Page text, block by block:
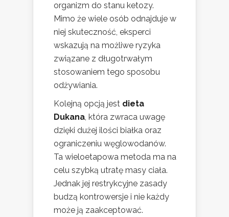
organizm do stanu ketozy.
Mimo że wiele osób odnajduje w
niej skuteczność, eksperci
wskazują na możliwe ryzyka
związane z długotrwałym
stosowaniem tego sposobu
odżywiania.
Kolejną opcją jest dieta
Dukana, która zwraca uwagę
dzięki dużej ilości białka oraz
ograniczeniu węglowodanów.
Ta wieloetapowa metoda ma na
celu szybką utratę masy ciała.
Jednak jej restrykcyjne zasady
budzą kontrowersje i nie każdy
może ją zaakceptować.